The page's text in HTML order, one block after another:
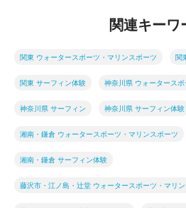
関連キーワ
関東 ウォータースポーツ・マリンスポーツ 関
関東 サーフィン体験 神奈川県 ウォータース
神奈川県 サーフィン 神奈川県 サーフィン体験
湘南・鎌倉 ウォータースポーツ・マリンスポーツ
湘南・鎌倉 サーフィン体験
藤沢市・江ノ島・辻堂 ウォータースポーツ・マリ